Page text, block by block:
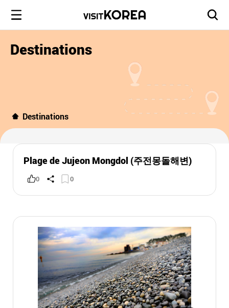
Destinations
Destinations
Plage de Jujeon Mongdol (주전몽돌해변)
0 0